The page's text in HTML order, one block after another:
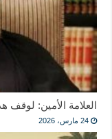
العلامة الأمين:
24 مارس، 2026